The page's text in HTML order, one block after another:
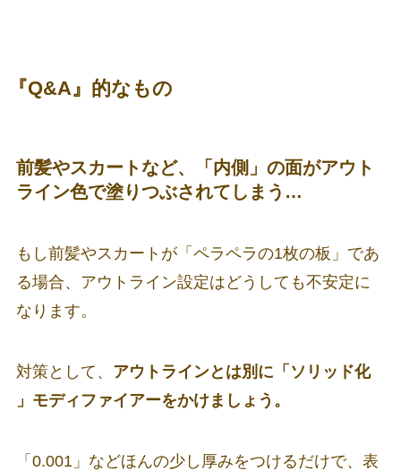
『Q&A』的なもの
前髪やスカートなど、「内側」の面がアウト
ライン色で塗りつぶされてしまう…
もし前髪やスカートが「ペラペラの1枚の板」であ
る場合、アウトライン設定はどうしても不安定に
なります。
対策として、 アウトラインとは別に「ソリッド化
」モディファイアーをかけましょう。
「0.001」などほんの少し厚みをつけるだけで、表